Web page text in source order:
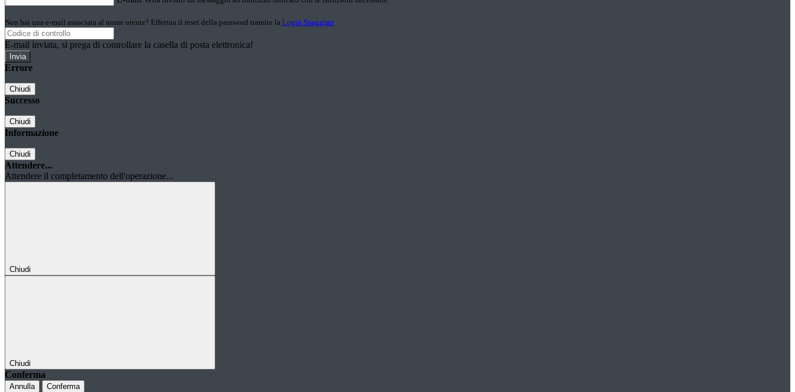
Non hai una e-mail associata al nome utente? Effettua il reset della password tramite la Login Spaggiari
E-mail inviata, si prega di controllare la casella di posta elettronica!
Errore
Chiudi
Successo
Chiudi
Informazione
Chiudi
Attendere...
Attendere il completamento dell'operazione...
Chiudi
Chiudi
Conferma
Annulla Conferma